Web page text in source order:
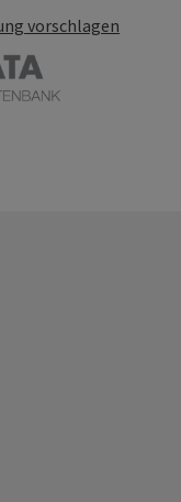
vorschlagen